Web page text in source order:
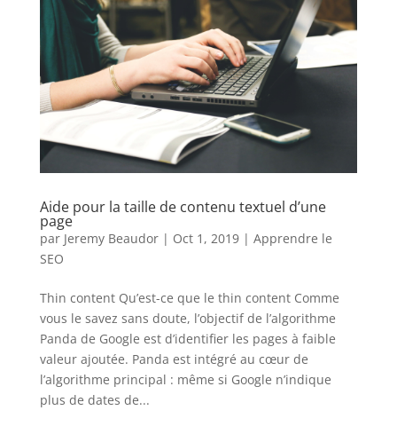
Aide pour la taille de contenu textuel d’une
page
par Jeremy Beaudor| Oct 1, 2019| Apprendre le
SEO
Thin content Qu’est-ce que le thin content Comme
vous le savez sans doute, l’objectif de l’algorithme
Panda de Google est d’identifier les pages à faible
valeur ajoutée. Panda est intégré au cœur de
l’algorithme principal : même si Google n’indique
plus de dates de...